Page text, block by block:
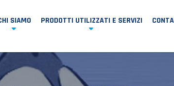
SIAMO PRODOTTI UTILIZZATI E SERVIZI